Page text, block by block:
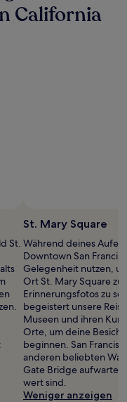
California
Foto
Vicki
Kershaw
St.
St. Mary Square
Während deines
Downtown San
Gelegenheit nutzen,
Ort St. Mary Square zu
Erinnerungsfotos zu
begeistert unsere
Museen und ihren
Orte, um deine
beginnen. San
anderen beliebten
Gate Bridge
wert sind.
Weniger anzeigen